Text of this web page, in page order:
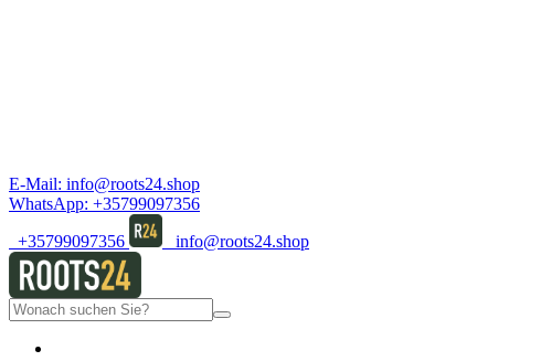
E-Mail: info@roots24.shop
WhatsApp: +35799097356
+35799097356
info@roots24.shop